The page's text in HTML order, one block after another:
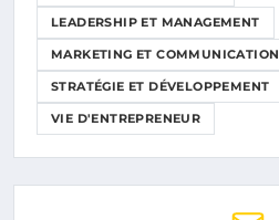
LEADERSHIP ET MANAGEMENT
MARKETING ET COMMUNICATION
STRATÉGIE ET DÉVELOPPEMENT
VIE D'ENTREPRENEUR